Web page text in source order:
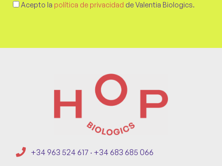
Acepto la política de privacidad de Valentia Biologics.
+34 963 524 617 · +34 683 685 066